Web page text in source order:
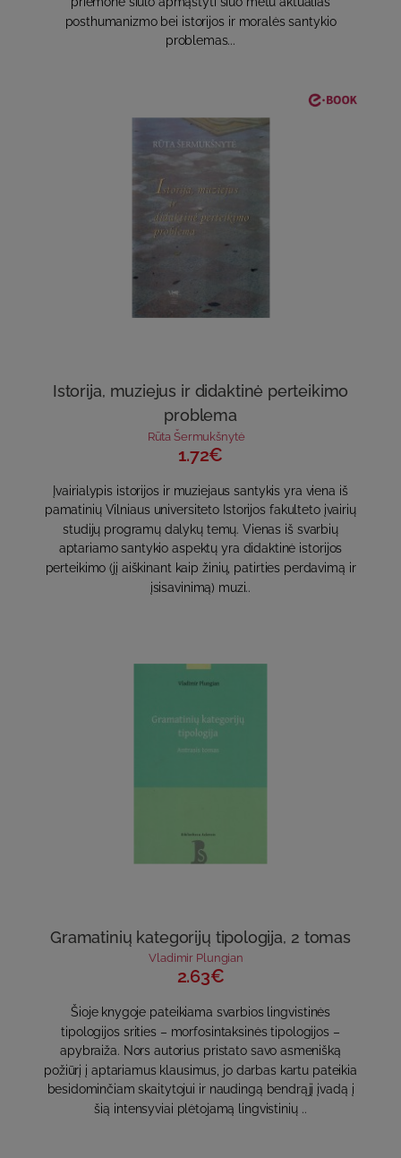
posthumanizmo bei istorijos ir moralės santykio
problemas...
Istorija, muziejus ir didaktinė perteikimo
problema
Rūta Šermukšnytė
1.72€
Įvairialypis istorijos ir muziejaus santykis yra viena iš
pamatinių Vilniaus universiteto Istorijos fakulteto įvairių
studijų programų dalykų temų. Vienas iš svarbių
aptariamo santykio aspektų yra didaktinė istorijos
perteikimo (jį aiškinant kaip žinių, patirties perdavimą ir
įsisavinimą) muzi..
Gramatinių kategorijų tipologija, 2 tomas
Vladimir Plungian
2.63€
Šioje knygoje pateikiama svarbios lingvistinės
tipologijos srities – morfosintaksinės tipologijos –
apybraiža. Nors autorius pristato savo asmenišką
požiūrį į aptariamus klausimus, jo darbas kartu pateikia
besidominčiam skaitytojui ir naudingą bendrąjį įvadą į
šią intensyviai plėtojamą lingvistinių ..